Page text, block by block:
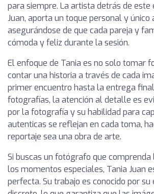
para siempre. La artista detrás de este
Juan, aporta un toque personal y único
asegurándose de que cada pareja y
cómoda y feliz durante la sesión.
El enfoque de Tania es no solo tomar
contar una historia a través de cada
primer encuentro hasta la entrega
fotografías, la atención al detalle es
por la fotografía y su habilidad para
autenticas se reflejan en cada toma,
reportaje sea una obra de arte.
Si buscas un fotógrafo que
los momentos especiales, Tania Juan
perfecta. Su trabajo es conocido por